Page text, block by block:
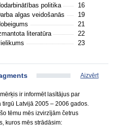
politika
16
algas veidošanās
19
21
literatūra
22
23
Aizvērt
ir informēt lasītājus par
tirgū Latvijā 2005 – 2006 gados.
tēmu mēs izvirzījām četrus
kuros mēs strādāsim: